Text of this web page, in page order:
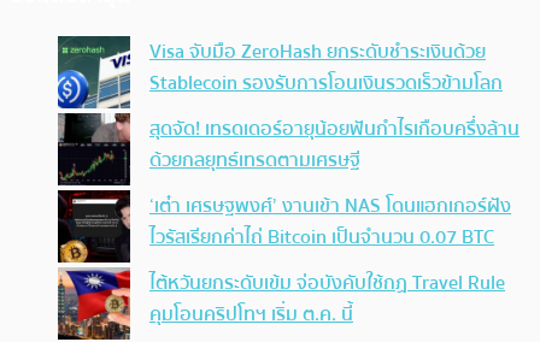
Visa จับมือ ZeroHash ยกระดับชำระเงินด้วย
Stablecoin รองรับการโอนเงินรวดเร็วข้ามโลก
สุดจัด! เทรดเดอร์อายุน้อยฟันกำไรเกือบครึ่งล้าน
ด้วยกลยุทธ์เทรดตามเศรษฐี
‘เต๋า เศรษฐพงศ์’ งานเข้า NAS โดนแฮกเกอร์ฝัง
ไวรัสเรียกค่าไถ่ Bitcoin เป็นจำนวน 0.07 BTC
ไต้หวันยกระดับเข้ม จ่อบังคับใช้กฏ Travel Rule
คุมโอนคริปโทฯ เริ่ม ต.ค. นี้